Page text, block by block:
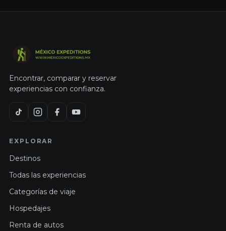
Encontrar, comparar y reservar
experiencias con confianza.
EXPLORAR
Destinos
Todas las experiencias
Categorías de viaje
Hospedajes
Renta de autos